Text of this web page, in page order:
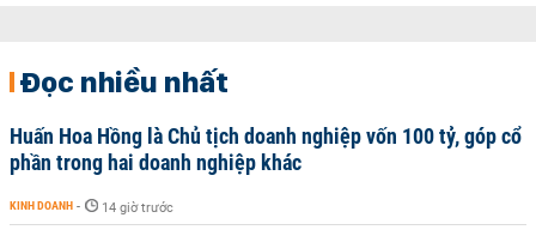
Đọc nhiều nhất
Huấn Hoa Hồng là Chủ tịch doanh nghiệp vốn 100 tỷ, góp cổ
phần trong hai doanh nghiệp khác
KINH DOANH - 14 giờ trước